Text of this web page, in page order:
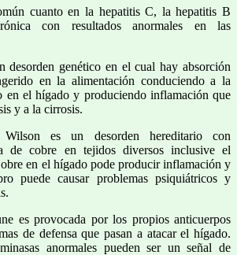
cuanto en la hepatitis C, la hepatitis B
con resultados anormales en las
desorden genético en el cual hay absorción
en la alimentación conduciendo a la
en el hígado y produciendo inflamación que
y a la cirrosis.
es un desorden hereditario con
de cobre en tejidos diversos inclusive el
en el hígado pode producir inflamación y
puede causar problemas psiquiátricos y
es provocada por los propios anticuerpos
de defensa que pasan a atacar el hígado.
anormales pueden ser un señal de